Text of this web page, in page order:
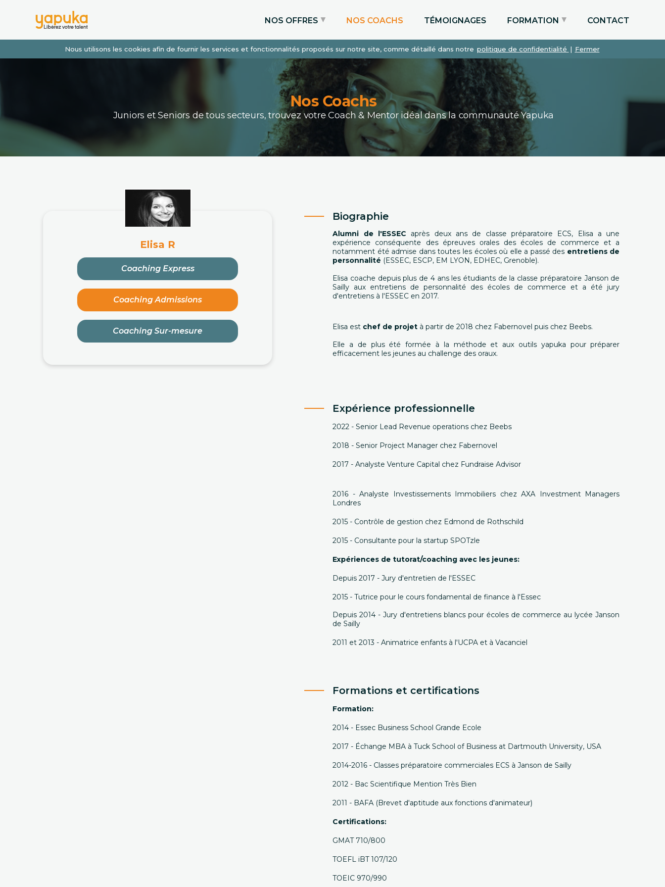
Nous utilisons les cookies afin de fournir les services et fonctionnalités proposés sur notre site, comme détaillé dans notre politique de confidentialité | Fermer
NOS OFFRES
Coaching Express
Coaching Admissions
Coaching Sur-mesure
NOS COACHS TÉMOIGNAGES FORMATION
Particuliers via le CPF
Etudiants
Entreprises
CONTACT
Nos Coachs
Juniors et Seniors de tous secteurs, trouvez votre Coach & Mentor idéal dans la communauté Yapuka
Elisa R
Coaching Express
Coaching Admissions
Coaching Sur-mesure
Biographie
Alumni de l'ESSEC après deux ans de classe préparatoire ECS, Elisa a une
expérience conséquente des épreuves orales des écoles de commerce et a
notamment été admise dans toutes les écoles où elle a passé des entretiens de
personnalité (ESSEC, ESCP, EM LYON, EDHEC, Grenoble).
Elisa coache depuis plus de 4 ans les étudiants de la classe préparatoire Janson de
Sailly aux entretiens de personnalité des écoles de commerce et a été jury
d'entretiens à l'ESSEC en 2017.
Elisa est chef de projet à partir de 2018 chez Fabernovel puis chez Beebs.
Elle a de plus été formée à la méthode et aux outils yapuka pour préparer
efficacement les jeunes au challenge des oraux.
Expérience professionnelle
2022 - Senior Lead Revenue operations chez Beebs
2018 - Senior Project Manager chez Fabernovel
2017 - Analyste Venture Capital chez Fundraise Advisor
2016 - Analyste Investissements Immobiliers chez AXA Investment Managers
Londres
2015 - Contrôle de gestion chez Edmond de Rothschild
2015 - Consultante pour la startup SPOTzle
Expériences de tutorat/coaching avec les jeunes:
Depuis 2017 - Jury d'entretien de l'ESSEC
2015 - Tutrice pour le cours fondamental de finance à l'Essec
Depuis 2014 - Jury d'entretiens blancs pour écoles de commerce au lycée Janson
de Sailly
2011 et 2013 - Animatrice enfants à l'UCPA et à Vacanciel
Formations et certifications
Formation:
2014 - Essec Business School Grande Ecole
2017 - Échange MBA à Tuck School of Business at Dartmouth University, USA
2014-2016 - Classes préparatoire commerciales ECS à Janson de Sailly
2012 - Bac Scientifique Mention Très Bien
2011 - BAFA (Brevet d'aptitude aux fonctions d'animateur)
Certifications:
GMAT 710/800
TOEFL iBT 107/120
TOEIC 970/990